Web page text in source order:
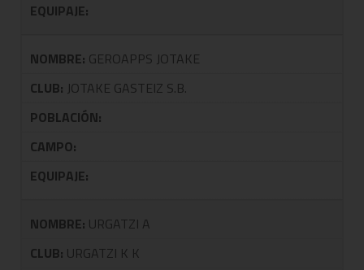
EQUIPAJE:
NOMBRE: GEROAPPS JOTAKE
CLUB: JOTAKE GASTEIZ S.B.
POBLACIÓN:
CAMPO:
EQUIPAJE:
NOMBRE: URGATZI A
CLUB: URGATZI K K